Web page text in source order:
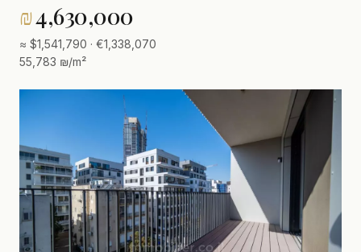
₪4,630,000
≈ $1,541,790 · €1,338,070
55,783 ₪/m²